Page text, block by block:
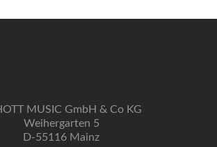
MUSIC GmbH & Co KG
Weihergarten 5
D-55116 Mainz